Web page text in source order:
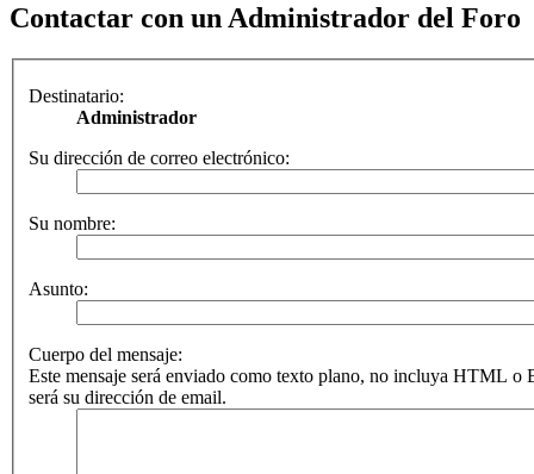
Contactar con un Administrador del Foro
Destinatario:
Administrador
Su dirección de correo electrónico:
Su nombre:
Asunto:
Cuerpo del mensaje:
Este mensaje será enviado como texto plano, no incluya HTML o
será su dirección de email.